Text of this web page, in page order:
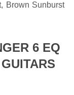
Brown Sunburst
6 EQ